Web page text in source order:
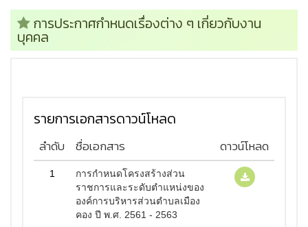
การประกาศกำหนดเรื่องต่าง ๆ เกี่ยวกับงาน
บุคคล
รายการเอกสารดาวน์โหลด
ลำดับ ชื่อเอกสาร ดาวน์โหลด
1
การกำหนดโครงสร้างส่วน
ราชการและระดับตำแหน่งของ
องค์การบริหารส่วนตำบลเมือง
คอง ปี พ.ศ. 2561 - 2563